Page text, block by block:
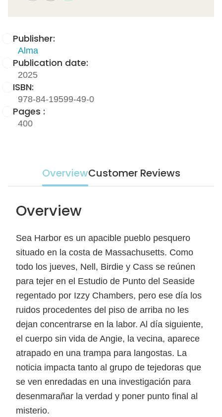
Publisher:
Alma
Publication date:
2025
ISBN:
978-84-19599-49-0
Pages :
400
OverviewCustomer Reviews
Overview
Sea Harbor es un apacible pueblo pesquero
situado en la costa de Massachusetts. Como
todo los jueves, Nell, Birdie y Cass se reúnen
para tejer en el Estudio de Punto del Seaside
regentado por Izzy Chambers, pero ese día los
ruidos procedentes del piso de arriba no les
dejan concentrarse en la labor. Al día siguiente,
el cuerpo sin vida de Angie, la vecina, aparece
atrapado en una trampa para langostas. La
noticia impacta tanto al grupo de tejedoras que
se ven enredadas en una investigación para
desenmarañar la verdad y poner punto final al
misterio.